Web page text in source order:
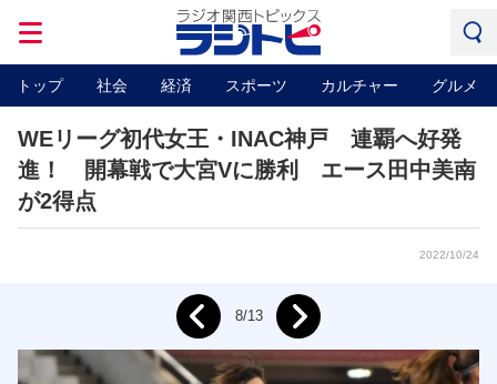
トップ 社会 経済 スポーツ カルチャー グルメ
WEリーグ初代女王・INAC神戸 連覇へ好発
進！ 開幕戦で大宮Vに勝利 エース田中美南
が2得点
2022/10/24
8/13